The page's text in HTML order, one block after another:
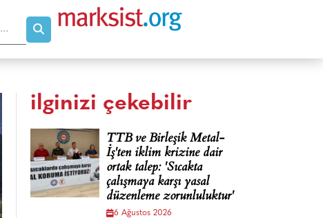
ilginizi çekebilir
TTB ve Birleşik Metal-
İş'ten iklim krizine dair
ortak talep: 'Sıcakta
çalışmaya karşı yasal
düzenleme zorunluluktur'
6 Ağustos 2026